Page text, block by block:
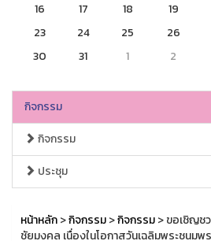
16
17 18 19
23
24 25 26
30
31 1 2
กิจกรรม
กิจกรรม
ประชุม
หน้าหลัก>กิจกรรม>กิจกรรม> ขอเชิญช
ชัยมงคล เนื่องในโอกาสวันเฉลิมพระชนมพ